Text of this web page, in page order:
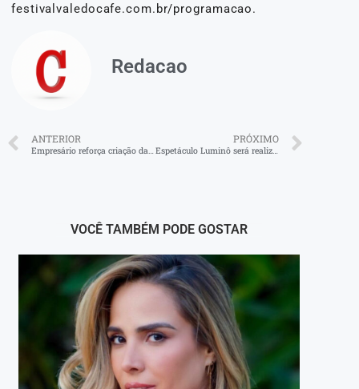
festivalvaledocafe.com.br/programacao.
Redacao
ANTERIOR
Empresário reforça criação da 2ª CIA da PM em B. Mansa
PRÓXIMO
Espetáculo Luminô será realizado em Volta Redonda
VOCÊ TAMBÉM PODE GOSTAR